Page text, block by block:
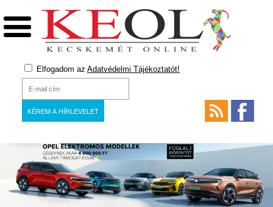
Elfogadom az Adatvédelmi Tájékoztatót!